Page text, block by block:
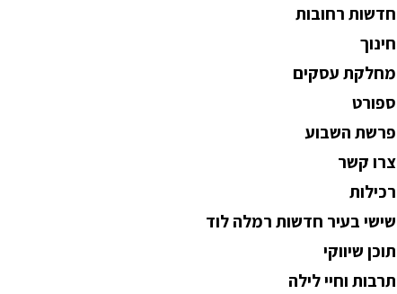
חדשות רחובות
חינוך
מחלקת עסקים
ספורט
פרשת השבוע
צרו קשר
רכילות
שישי בעיר חדשות רמלה לוד
תוכן שיווקי
תרבות וחיי לילה